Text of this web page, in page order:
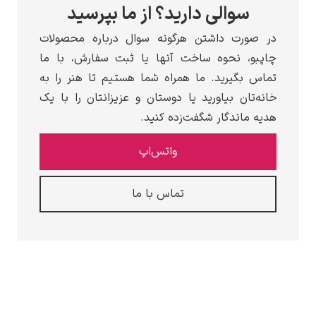
سوالی دارید؟ از ما بپرسید
در صورت داشتن هرگونه سوال درباره محصولات
چاپبو، نحوه ساخت آنها یا ثبت سفارش، با ما
تماس بگیرید. ما همراه شما هستیم تا هنر را به
خانه‌تان بیاورید یا دوستان و عزیزانتان را با یک
هدیه ماندگار شگفت‌زده کنید.
واتس‌اپ
تماس با ما